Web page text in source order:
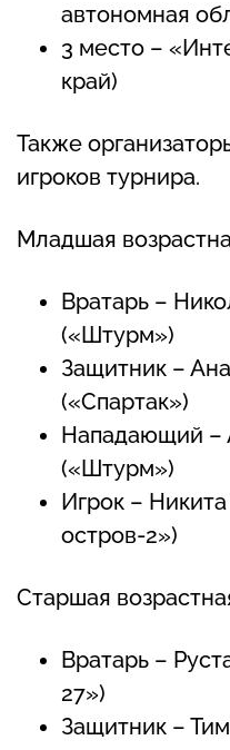
автономная
3 место –
край)
Также
игроков турнира.
Младшая
Вратарь –
(«Штурм»)
Защитник –
(«Спартак»)
Нападающий –
(«Штурм»)
Игрок –
остров-2»)
Старшая
Вратарь –
27»)
Защитник –